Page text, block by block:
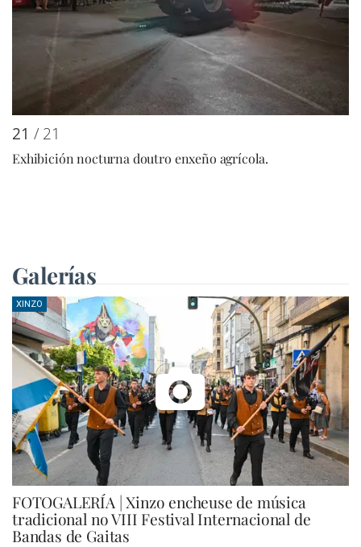
21 / 21
Exhibición nocturna doutro enxeño agrícola.
Galerías
XINZO
FOTOGALERÍA | Xinzo encheuse de música
tradicional no VIII Festival Internacional de
Bandas de Gaitas